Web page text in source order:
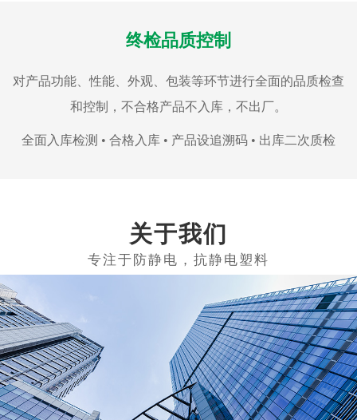
终检品质控制
对产品功能、性能、外观、包装等环节进行全面的品质检查
和控制，不合格产品不入库，不出厂。
全面入库检测 • 合格入库 • 产品设追溯码 • 出库二次质检
关于我们